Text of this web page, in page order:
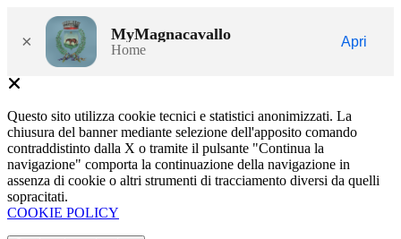
× MyMagnacavallo
Home
Apri
Questo sito utilizza cookie tecnici e statistici anonimizzati. La
chiusura del banner mediante selezione dell'apposito comando
contraddistinto dalla X o tramite il pulsante "Continua la
navigazione" comporta la continuazione della navigazione in
assenza di cookie o altri strumenti di tracciamento diversi da quelli
sopracitati.
COOKIE POLICY